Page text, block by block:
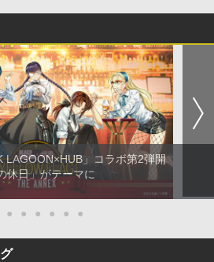
LAGOON×HUB」コラボ第2弾開
休日」がテーマに
● ● ● ● ● ●